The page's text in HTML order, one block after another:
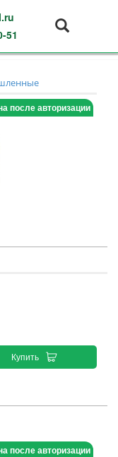
51
после авторизации
Купить
после авторизации